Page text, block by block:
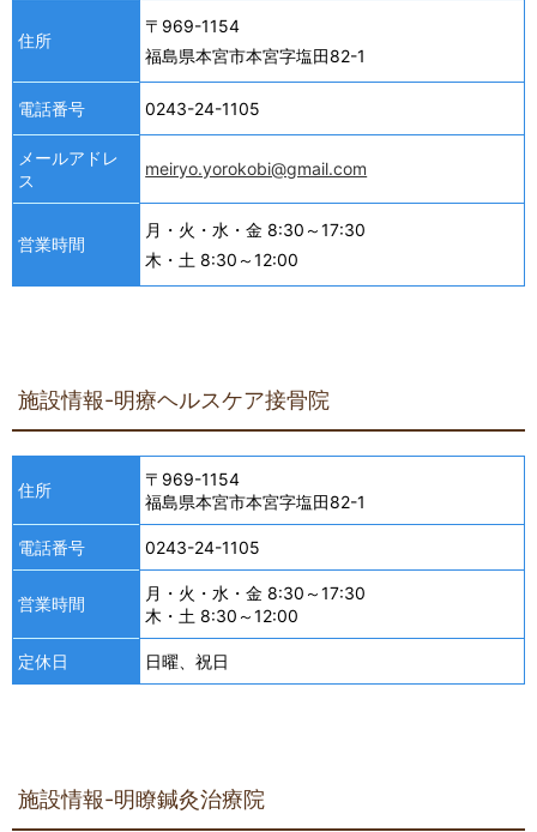
住所
〒969-1154
福島県本宮市本宮字塩田82-1
電話番号 0243-24-1105
メールアドレ
ス
meiryo.yorokobi@gmail.com
営業時間
月・火・水・金 8:30～17:30
木・土 8:30～12:00
施設情報-明療ヘルスケア接骨院
住所
〒969-1154
福島県本宮市本宮字塩田82-1
電話番号 0243-24-1105
営業時間
月・火・水・金 8:30～17:30
木・土 8:30～12:00
定休日 日曜、祝日
施設情報-明瞭鍼灸治療院